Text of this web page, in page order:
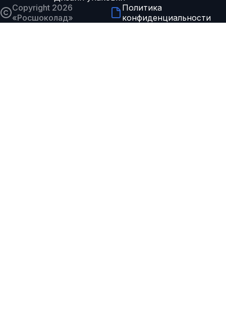
Copyright 2026
«Росшоколад»
Политика
конфиденциальности